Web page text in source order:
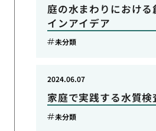
庭の水まわりにおける
インアイデア
未分類
家庭で実践する水質検
2024.06.07
未分類